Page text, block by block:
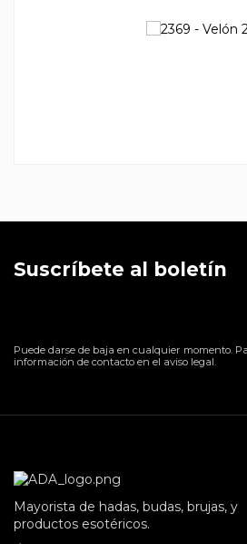
Suscríbete al boletín
Puede darse de baja en cualquier momento.
información de contacto en el aviso legal.
Mayorista de hadas, budas, brujas, y
productos esotéricos.